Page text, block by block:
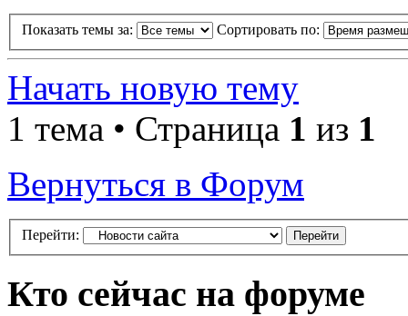
Показать темы за: Сортировать по:
Начать новую тему
1 тема • Страница 1 из 1
Вернуться в Форум
Перейти:
Кто сейчас на форуме